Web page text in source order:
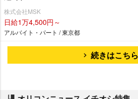
株式会社MSK
日給1万4,500円～
アルバイト・パート / 東京都
続きはこちら